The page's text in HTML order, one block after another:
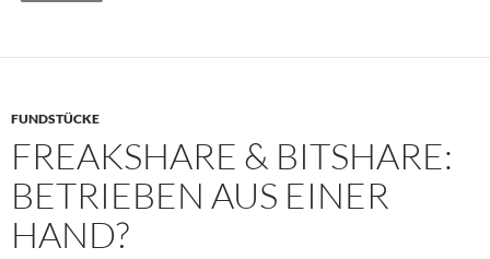
FUNDSTÜCKE
FREAKSHARE & BITSHARE:
BETRIEBEN AUS EINER
HAND?